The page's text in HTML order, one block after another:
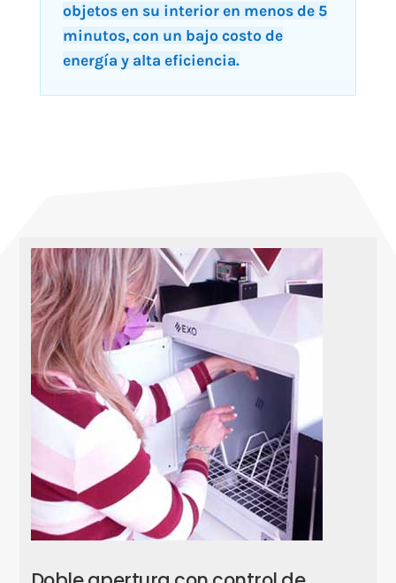
objetos en su interior en menos de 5
minutos, con un bajo costo de
energía y alta eficiencia.